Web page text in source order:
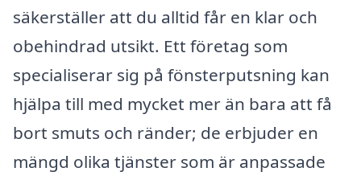
säkerställer att du alltid får en klar och
obehindrad utsikt. Ett företag som
specialiserar sig på fönsterputsning kan
hjälpa till med mycket mer än bara att få
bort smuts och ränder; de erbjuder en
mängd olika tjänster som är anpassade